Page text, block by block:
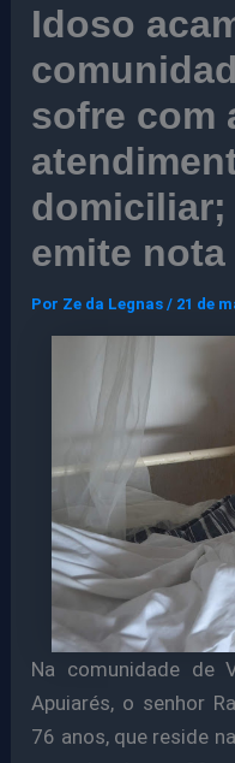
Idoso
sofre com
domiciliar;
emite nota
Por Ze da Legnas/ 21 de
Na comunidade de
Apuiarés, o senhor
76 anos, que reside